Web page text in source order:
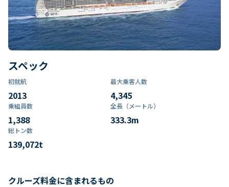
スペック
初就航
2013
最大乗客人数
4,345
乗組員数​
1,388
全長（メートル）
333.3m
総トン数​
139,072t
クルーズ料金に含まれるもの